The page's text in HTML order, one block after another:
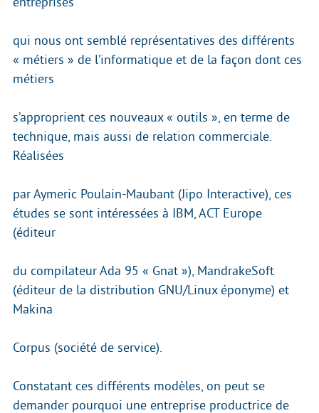
qui nous ont semblé représentatives des différents
« métiers » de l’informatique et de la façon dont ces
métiers
s’approprient ces nouveaux « outils », en terme de
technique, mais aussi de relation commerciale.
Réalisées
par Aymeric Poulain-Maubant (Jipo Interactive), ces
études se sont intéressées à IBM, ACT Europe
(éditeur
du compilateur Ada 95 « Gnat »), MandrakeSoft
(éditeur de la distribution GNU/Linux éponyme) et
Makina
Corpus (société de service).
Constatant ces différents modèles, on peut se
demander pourquoi une entreprise productrice de